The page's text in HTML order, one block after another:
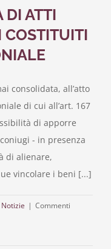
DI ATTI
COSTITUITI
consolidata, all’atto
di cui all’art. 167
di apporre
- in presenza
di alienare,
vincolare i beni [...]
Notizie | Commenti